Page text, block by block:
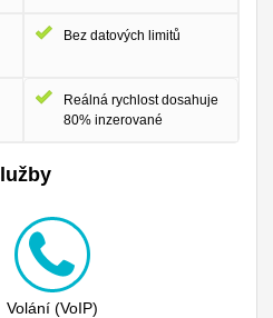
Bez datových limitů
Reálná rychlost dosahuje
80% inzerované
Volání (VoIP)